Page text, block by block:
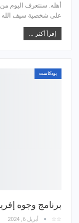
أهله. سنتعرف اليوم
على شخصية سيف الله
إقرأ أكثر ...
بودكاست
برنامج وجوه
☆☆ أبريل 6, 2024